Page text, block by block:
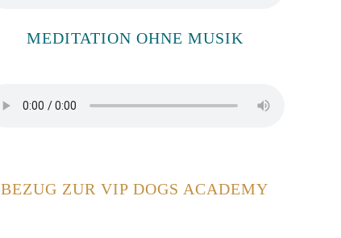
MEDITATION OHNE MUSIK
BEZUG ZUR VIP DOGS ACADEMY